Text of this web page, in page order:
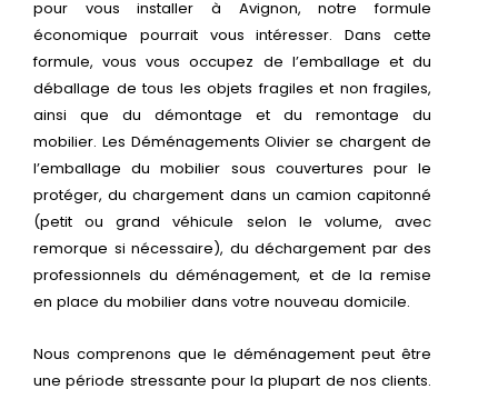
pour vous installer à Avignon, notre formule
économique pourrait vous intéresser. Dans cette
formule, vous vous occupez de l’emballage et du
déballage de tous les objets fragiles et non fragiles,
ainsi que du démontage et du remontage du
mobilier. Les Déménagements Olivier se chargent de
l’emballage du mobilier sous couvertures pour le
protéger, du chargement dans un camion capitonné
(petit ou grand véhicule selon le volume, avec
remorque si nécessaire), du déchargement par des
professionnels du déménagement, et de la remise
en place du mobilier dans votre nouveau domicile.
Nous comprenons que le déménagement peut être
une période stressante pour la plupart de nos clients.